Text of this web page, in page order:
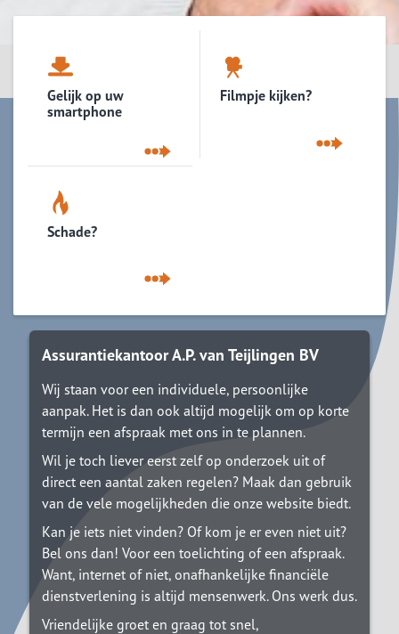
Gelijk op uw
smartphone
Filmpje kijken?
Schade?
Assurantiekantoor A.P. van Teijlingen BV
Wij staan voor een individuele, persoonlijke
aanpak. Het is dan ook altijd mogelijk om op korte
termijn een afspraak met ons in te plannen.
Wil je toch liever eerst zelf op onderzoek uit of
direct een aantal zaken regelen? Maak dan gebruik
van de vele mogelijkheden die onze website biedt.
Kan je iets niet vinden? Of kom je er even niet uit?
Bel ons dan! Voor een toelichting of een afspraak.
Want, internet of niet, onafhankelijke financiële
dienstverlening is altijd mensenwerk. Ons werk dus.
Vriendelijke groet en graag tot snel,